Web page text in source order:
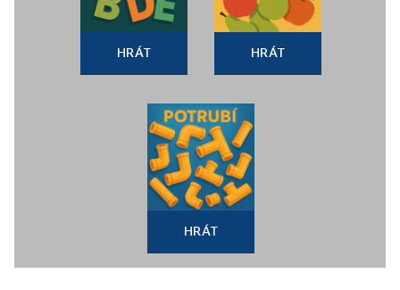
HRÁT HRÁT
HRÁT